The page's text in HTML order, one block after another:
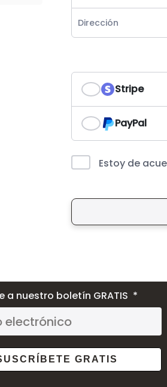
Stripe
PayPal
Estoy de
a nuestro boletín GRATIS
GRATIS